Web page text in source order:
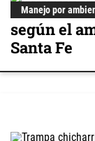
Manejo por
Cultivo
según el
Santa Fe